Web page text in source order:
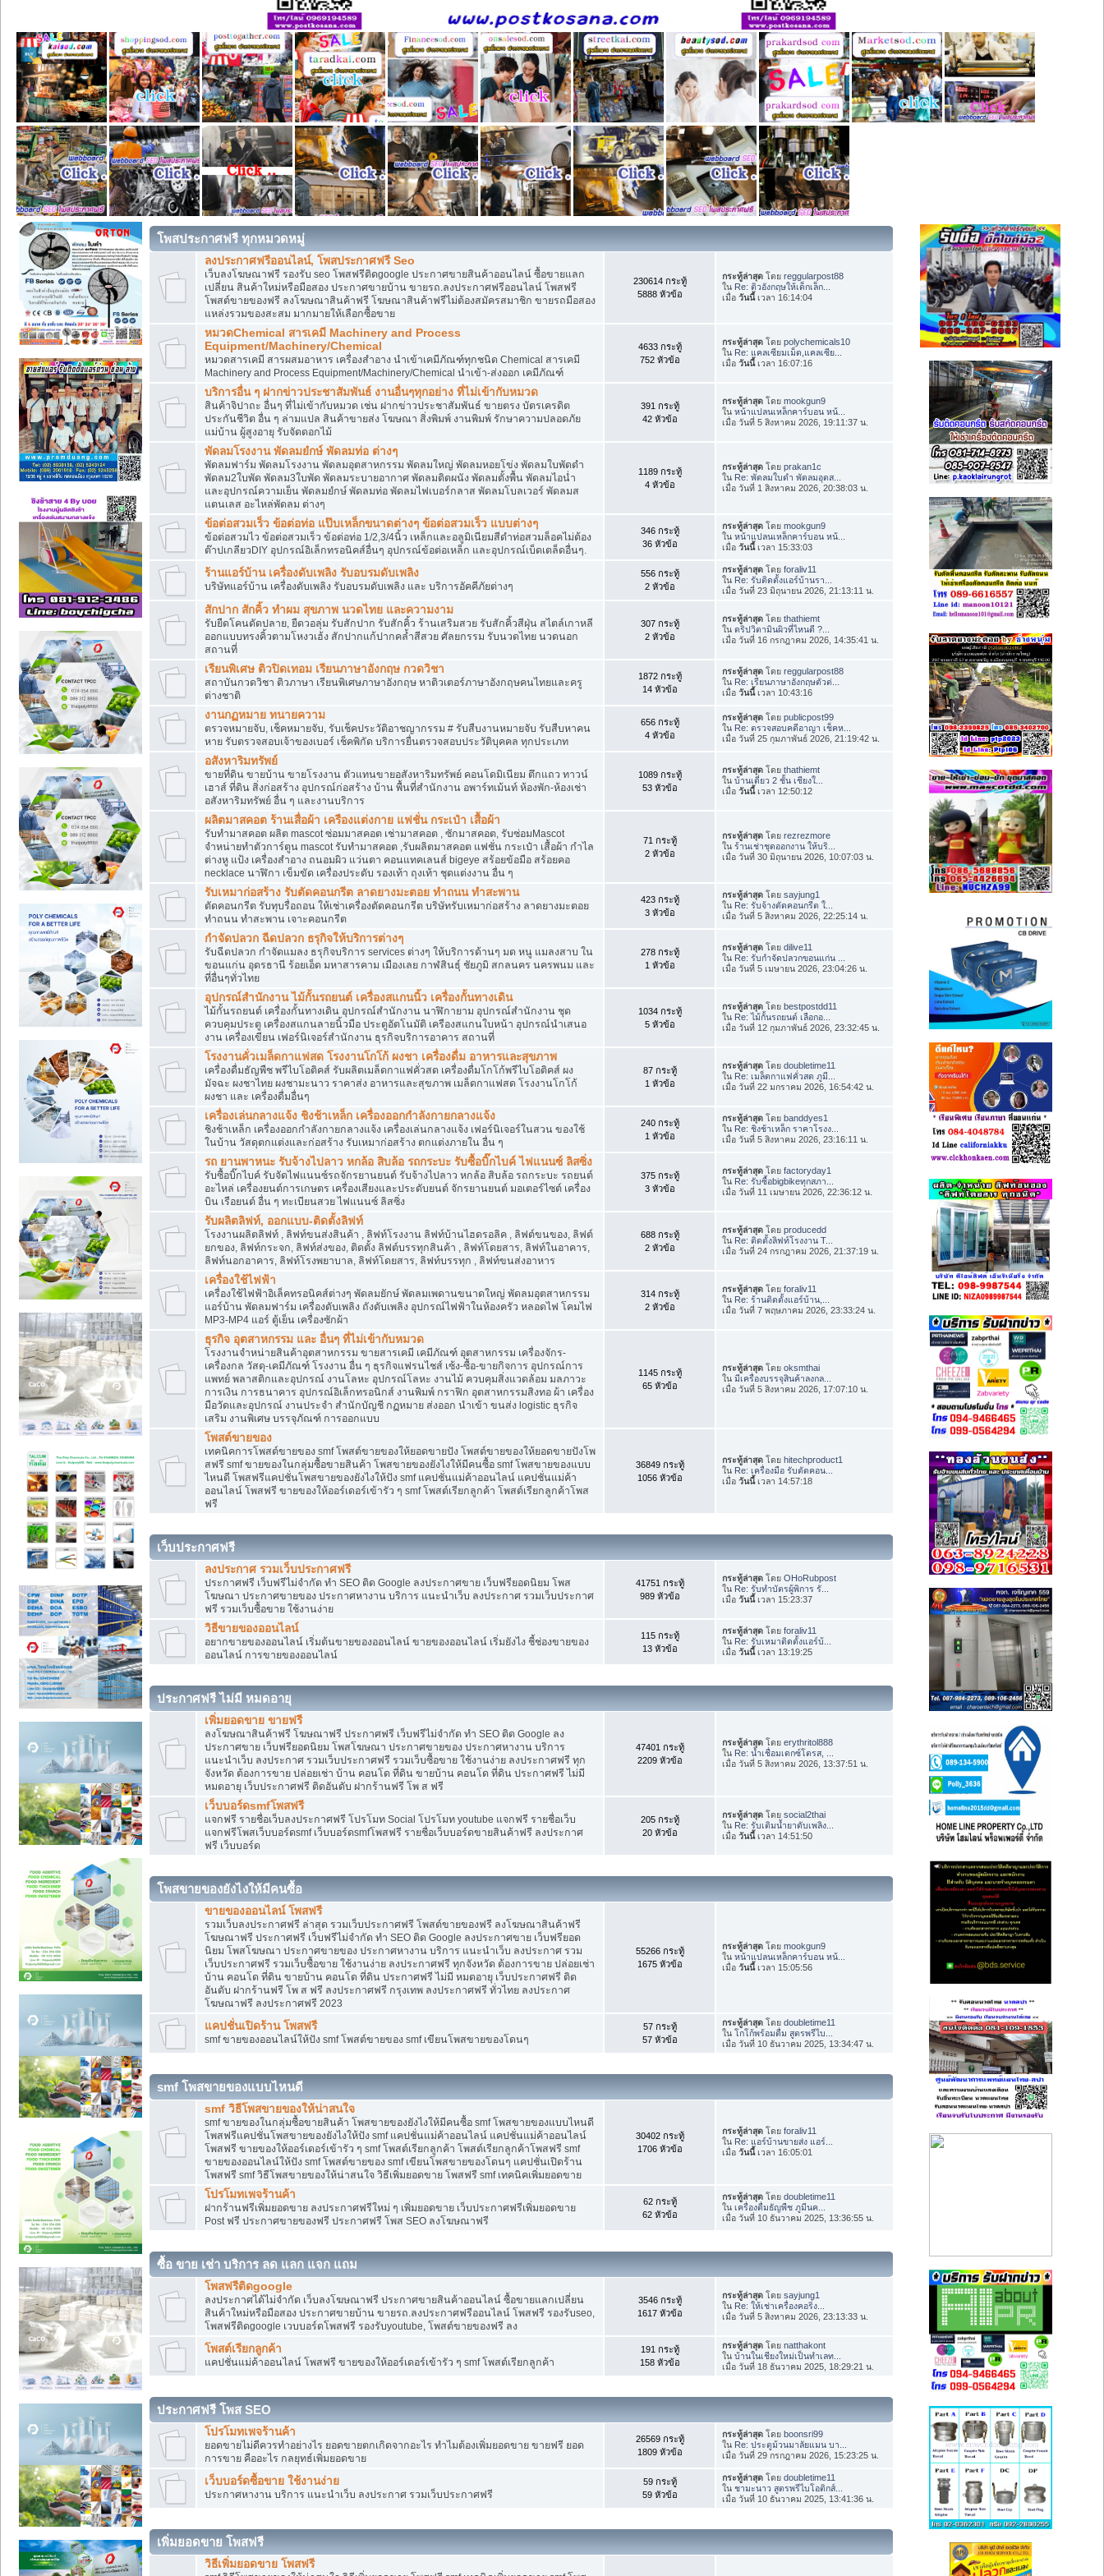
โพสประกาศฟรี ทุกหมวดหมู่
ลงประกาศฟรีออนไลน์, โพสประกาศฟรี Seo
เว็บลงโฆษณาฟรี รองรับ seo โพสฟรีติดgoogle ประกาศขายสินค้าออนไลน์ ซื้อขายแลก
เปลี่ยน สินค้าใหม่หรือมือสอง ประกาศขายบ้าน ขายรถ.ลงประกาศฟรีออนไลน์ โพสฟรี
โพสต์ขายของฟรี ลงโฆษณาสินค้าฟรี โฆษณาสินค้าฟรีไม่ต้องสมัครสมาชิก ขายรถมือสอง
แหล่งรวมของสะสม มากมายให้เลือกซื้อขาย
230614 กระทู้
5888 หัวข้อ
กระทู้ล่าสุด โดยreggularpost88
ใน Re: ติวอังกฤษให้เด็กเล็ก...
เมื่อวันนี้เวลา 16:14:04
หมวดChemical สารเคมี Machinery and Process
Equipment/Machinery/Chemical
หมวดสารเคมี สารผสมอาหาร เครื่องสำอาง นำเข้าเคมีภัณฑ์ทุกชนิด Chemical สารเคมี
Machinery and Process Equipment/Machinery/Chemical นำเข้า-ส่งออก เคมีภัณฑ์
4633 กระทู้
752 หัวข้อ
กระทู้ล่าสุด โดยpolychemicals10
ใน Re: แคลเซียมเม็ด,แคลเซีย...
เมื่อวันนี้เวลา 16:07:16
บริการอื่น ๆ ฝากข่าวประชาสัมพันธ์ งานอื่นๆทุกอย่าง ที่ไม่เข้ากับหมวด
สินค้าจิปาถะ อื่นๆ ที่ไม่เข้ากับหมวด เช่น ฝากข่าวประชาสัมพันธ์ ขายตรง บัตรเครดิต
ประกันชีวิต อื่น ๆ ล่ามแปล สินค้าขายส่ง โฆษณา สิ่งพิมพ์ งานพิมพ์ รักษาความปลอดภัย
แม่บ้าน ผู้สูงอายุ รับจัดดอกไม้
391 กระทู้
42 หัวข้อ
กระทู้ล่าสุด โดยmookgun9
ในหน้าแปลนเหล็กคาร์บอน หน้...
เมื่อ วันที่ 5 สิงหาคม 2026, 19:11:37 น.
พัดลมโรงงาน พัดลมยํกษ์ พัดลมท่อ ต่างๆ
พัดลมฟาร์ม พัดลมโรงงาน พัดลมอุตสาหกรรม พัดลมใหญ่ พัดลมหอยโข่ง พัดลมใบพัดดำ
พัดลม2ใบพัด พัดลม3ใบพัด พัดลมระบายอากาศ พัดลมติดผนัง พัดลมตั้งพื้น พัดลมไอน่ำ
และอุปกรณ์ความเย็น พัดลมยํกษ์ พัดลมท่อ พัดลมไฟเบอร์กลาส พัดลมโบลเวอร์ พัดลมส
แตนเลส อะไหล่พัดลม ต่างๆ
1189 กระทู้
4 หัวข้อ
กระทู้ล่าสุด โดยprakan1c
ใน Re: พัดลมใบดำ พัดลมอุตส...
เมื่อ วันที่ 1 สิงหาคม 2026, 20:38:03 น.
ข้อต่อสวมเร็ว ข้อต่อท่อ แป๊บเหล็กขนาดต่างๆ ข้อต่อสวมเร็ว แบบต่างๆ
ข้อต่อสวมไว ข้อต่อสวมเร็ว ข้อต่อท่อ 1/2,3/4นิ้ว เหล็กและอลูมิเนียมสีดำท่อสวมล็อคไม่ต้อง
ต๊าปเกลียวDIY อุปกรณ์อิเล็กทรอนิคส์อื่นๆ อุปกรณ์ข้อต่อเหล็ก และอุปกรณ์เบ็ดเตล็ดอื่นๆ.
346 กระทู้
36 หัวข้อ
กระทู้ล่าสุด โดยmookgun9
ในหน้าแปลนเหล็กคาร์บอน หน้...
เมื่อวันนี้เวลา 15:33:03
ร้านแอร์บ้าน เครื่องดับเพลิง รับอบรมดับเพลิง
บริษัทแอร์บ้าน เครื่องดับเพลิง รับอบรมดับเพลิง และ บริการอัคคีภัยต่างๆ
556 กระทู้
2 หัวข้อ
กระทู้ล่าสุด โดยforaliv11
ใน Re: รับติดตั้งแอร์บ้านรา...
เมื่อ วันที่ 23 มิถุนายน 2026, 21:13:11 น.
สักปาก สักคิ้ว ทำผม สุขภาพ นวดไทย และความงาม
รับยืดโคนดัดปลาย, ยืดวอลุ่ม รับสักปาก รับสักคิ้ว ร้านเสริมสวย รับสักคิ้วสีฝุ่น สไตล์เกาหลี
ออกแบบทรงคิ้วตามโหงวเฮ้ง สักปากแก้ปากคล้ำสีสวย ศัลยกรรม รับนวดไทย นวดนอก
สถานที่
307 กระทู้
2 หัวข้อ
กระทู้ล่าสุด โดยthathiemt
ในดริปวิตามินผิวที่ไหนดี ?...
เมื่อ วันที่ 16 กรกฎาคม 2026, 14:35:41 น.
เรียนพิเศษ ติวปิดเทอม เรียนภาษาอังกฤษ กวดวิชา
สถาบันกวดวิชา ติวภาษา เรียนพิเศษภาษาอังกฤษ หาติวเตอร์ภาษาอังกฤษคนไทยและครู
ต่างชาติ
1872 กระทู้
14 หัวข้อ
กระทู้ล่าสุด โดยreggularpost88
ใน Re: เรียนภาษาอังกฤษตัวต่...
เมื่อวันนี้เวลา 10:43:16
งานกฏหมาย ทนายความ
ตรวจหมายจับ, เช็คหมายจับ, รับเช็คประวัติอาชญากรรม # รับสืบงานหมายจับ รับสืบหาคน
หาย รับตรวจสอบเจ้าของเบอร์ เช็คพิกัด บริการยื่นตรวจสอบประวัติบุคคล ทุกประเภท
656 กระทู้
4 หัวข้อ
กระทู้ล่าสุด โดยpublicpost99
ใน Re: ตรวจสอบคดีอาญา เช็คห...
เมื่อ วันที่ 25 กุมภาพันธ์ 2026, 21:19:42 น.
อสังหาริมทรัพย์
ขายที่ดิน ขายบ้าน ขายโรงงาน ตัวแทนขายอสังหาริมทรัพย์ คอนโดมิเนียม ตึกแถว ทาวน์
เฮาส์ ที่ดิน สิ่งก่อสร้าง อุปกรณ์ก่อสร้าง บ้าน พื้นที่สำนักงาน อพาร์ทเม้นท์ ห้องพัก-ห้องเช่า
อสังหาริมทรัพย์ อื่น ๆ และงานบริการ
1089 กระทู้
53 หัวข้อ
กระทู้ล่าสุด โดยthathiemt
ในบ้านเดี่ยว 2 ชั้น เชียงใ...
เมื่อวันนี้เวลา 12:50:12
ผลิตมาสคอต ร้านเสื่อผ้า เครืองแต่งกาย แฟชั่น กระเป๋า เสื้อผ้า
รับทำมาสคอต ผลิต mascot ซ่อมมาสคอต เช่ามาสคอต , ซักมาสคอต, รับซ่อมMascot
จำหน่ายทำตัวการ์ตูน mascot รับทำมาสคอต ,รับผลิตมาสคอต แฟชั่น กระเป๋า เสื้อผ้า กำไล
ต่างหู แป้ง เครื่องสำอาง ถนอมผิว แว่นตา คอนแทคเลนส์ bigeye สร้อยข้อมือ สร้อยคอ
necklace นาฬิกา เข็มขัด เครื่องประดับ รองเท้า ถุงเท้า ชุดแต่งงาน อื่น ๆ
71 กระทู้
2 หัวข้อ
กระทู้ล่าสุด โดยrezrezmore
ในร้านเช่าชุดออกงาน ให้บริ...
เมื่อ วันที่ 30 มิถุนายน 2026, 10:07:03 น.
รับเหมาก่อสร้าง รับตัดคอนกรีต ลาดยางมะตอย ทำถนน ทำสะพาน
ตัดคอนกรีต รับทุบรื่อถอน ให้เช่าเครื่องตัดคอนกรีต บริษัทรับเหมาก่อสร้าง ลาดยางมะตอย
ทำถนน ทำสะพาน เจาะคอนกรีต
423 กระทู้
3 หัวข้อ
กระทู้ล่าสุด โดยsayjung1
ใน Re: รับจ้างตัดคอนกรีต ใ...
เมื่อ วันที่ 5 สิงหาคม 2026, 22:25:14 น.
กำจัดปลวก ฉีดปลวก ธรุกิจให้บริการต่างๆ
รับฉีดปลวก กำจัดแมลง ธรุกิจบริการ services ต่างๆ ให้บริการด้านๆ มด หนู แมลงสาบ ใน
ขอนแก่น อุดรธานี ร้อยเอ็ด มหาสารคาม เมืองเลย กาฬสินธุ์ ชัยภูมิ สกลนคร นครพนม และ
ที่อื่นๆทั่วไทย
278 กระทู้
1 หัวข้อ
กระทู้ล่าสุด โดยdilive11
ใน Re: รับกำจัดปลวกขอนแก่น ...
เมื่อ วันที่ 5 เมษายน 2026, 23:04:26 น.
อุปกรณ์สำนักงาน ไม้กั้นรถยนต์ เครื่องสแกนนิ้ว เครื่องกั้นทางเดิน
ไม้กั้นรถยนต์ เครื่องกั้นทางเดิน อุปกรณ์สำนักงาน นาฬิกายาม อุปกรณ์สำนักงาน ชุด
ควบคุมประตู เครื่องสแกนลายนิ้วมือ ประตูอัตโนมัติ เครืองสแกนใบหน้า อุปกรณ์นำเสนอ
งาน เครื่องเขียน เฟอร์นิเจอร์สำนักงาน ธุรกิจบริการอาคาร สถานที่
1034 กระทู้
5 หัวข้อ
กระทู้ล่าสุด โดยbestpostdd11
ใน Re: ไม้กั้นรถยนต์ เลือกอ...
เมื่อ วันที่ 12 กุมภาพันธ์ 2026, 23:32:45 น.
โรงงานคั่วเมล็ดกาแฟสด โรงงานโกโก้ ผงชา เครื่องดื่ม อาหารและสุขภาพ
เครื่องดื่มธัญพืช พรีไบโอติคส์ รับผลิตเมล็ดกาแฟคั่วสด เครื่องดื่มโกโก้พรีไบโอติคส์ ผง
มัจฉะ ผงชาไทย ผงชามะนาว ราคาส่ง อาหารและสุขภาพ เมล็ดกาแฟสด โรงงานโกโก้
ผงชา และ เครื่องดื่มอื่นๆ
87 กระทู้
1 หัวข้อ
กระทู้ล่าสุด โดยdoubletime11
ใน Re: เมล็ดกาแฟคั่วสด ภูมี...
เมื่อ วันที่ 22 มกราคม 2026, 16:54:42 น.
เครื่องเล่นกลางแจ้ง ชิงช้าเหล็ก เครื่องออกกำลังกายกลางแจ้ง
ชิงช้าเหล็ก เครื่องออกกำลังกายกลางแจ้ง เครื่องเล่นกลางแจ้ง เฟอร์นิเจอร์ในสวน ของใช้
ในบ้าน วัสดุตกแต่งและก่อสร้าง รับเหมาก่อสร้าง ตกแต่งภายใน อื่น ๆ
240 กระทู้
1 หัวข้อ
กระทู้ล่าสุด โดยbanddyes1
ใน Re: ชิงช้าเหล็ก ราคาโรงง...
เมื่อ วันที่ 5 สิงหาคม 2026, 23:16:11 น.
รถ ยานพาหนะ รับจ้างไปลาว หกล้อ สิบล้อ รถกระบะ รับซื้อบิ๊กไบค์ ไฟแนนซ์ ลิสซิ่ง
รับซื้อบิ๊กไบค์ รับจัดไฟแนนซ์รถจักรยานยนต์ รับจ้างไปลาว หกล้อ สิบล้อ รถกระบะ รถยนต์
อะไหล่ เครื่องยนต์การเกษตร เครื่องเสียงและประดับยนต์ จักรยานยนต์ มอเตอร์ไซต์ เครื่อง
บิน เรือยนต์ อื่น ๆ ทะเบียนสวย ไฟแนนซ์ ลิสซิ่ง
375 กระทู้
3 หัวข้อ
กระทู้ล่าสุด โดยfactoryday1
ใน Re: รับซื้อbigbikeทุกสภา...
เมื่อ วันที่ 11 เมษายน 2026, 22:36:12 น.
รับผลิตลิฟท์, ออกแบบ-ติดตั้งลิฟท์
โรงงานผลิตลิฟท์ , ลิฟท์ขนส่งสินค้า , ลิฟท์โรงงาน ลิฟท์บ้านไฮดรอลิค , ลิฟต์ขนของ, ลิฟต์
ยกของ, ลิฟท์กระจก, ลิฟท์ส่งของ, ติดตั้ง ลิฟต์บรรทุกสินค้า , ลิฟท์โดยสาร, ลิฟท์ในอาคาร,
ลิฟท์นอกอาคาร, ลิฟท์โรงพยาบาล, ลิฟท์โดยสาร, ลิฟท์บรรทุก , ลิฟท์ขนส่งอาหาร
688 กระทู้
2 หัวข้อ
กระทู้ล่าสุด โดยproducedd
ใน Re: ติดตั้งลิฟท์โรงงาน T...
เมื่อ วันที่ 24 กรกฎาคม 2026, 21:37:19 น.
เครื่องใช้ไฟฟ้า
เครื่องใช้ไฟฟ้าอิเล็คทรอนิคส์ต่างๆ พัดลมยักษ์ พัดลมเพดานขนาดใหญ่ พัดลมอุตสาหกรรม
แอร์บ้าน พัดลมฟาร์ม เครื่องดับเพลิง ถังดับเพลิง อุปกรณ์ไฟฟ้าในห้องครัว หลอดไฟ โคมไฟ
MP3-MP4 แอร์ ตู้เย็น เครื่องซักผ้า
314 กระทู้
2 หัวข้อ
กระทู้ล่าสุด โดยforaliv11
ใน Re: ร้านติดตั้งแอร์บ้าน,...
เมื่อ วันที่ 7 พฤษภาคม 2026, 23:33:24 น.
ธุรกิจ อุตสาหกรรม และ อื่นๆ ที่ไม่เข้ากับหมวด
โรงงานจำหน่ายสินค้าอุตสาหกรรม ขายสารเคมี เคมีภัณฑ์ อุตสาหกรรม เครื่องจักร-
เครื่องกล วัสดุ-เคมีภัณฑ์ โรงงาน อื่น ๆ ธุรกิจแฟรนไชส์ เซ้ง-ซื้อ-ขายกิจการ อุปกรณ์การ
แพทย์ พลาสติกและอุปกรณ์ งานโลหะ อุปกรณ์โลหะ งานไม้ ควบคุมสิ่งแวดล้อม มลภาวะ
การเงิน การธนาคาร อุปกรณ์อิเล็กทรอนิกส์ งานพิมพ์ กราฟิก อุตสาหกรรมสิงทอ ผ้า เครื่อง
มือวัดและอุปกรณ์ งานประจำ สำนักบัญชี กฏหมาย ส่งออก นำเข้า ขนส่ง logistic ธุรกิจ
เสริม งานพิเศษ บรรจุภัณฑ์ การออกแบบ
1145 กระทู้
65 หัวข้อ
กระทู้ล่าสุด โดยoksmthai
ในมีเครื่องบรรจุสินค้าลงกล...
เมื่อ วันที่ 5 สิงหาคม 2026, 17:07:10 น.
โพสต์ขายของ
เทคนิคการโพสต์ขายของ smf โพสต์ขายของให้ยอดขายปัง โพสต์ขายของให้ยอดขายปังโพ
สฟรี smf ขายของในกลุ่มซื้อขายสินค้า โพสขายของยังไงให้มีคนซื้อ smf โพสขายของแบบ
ไหนดี โพสฟรีแคปชั่นโพสขายของยังไงให้ปัง smf แคปชั่นแม่ค้าออนไลน์ แคปชั่นแม่ค้า
ออนไลน์ โพสฟรี ขายของให้ออร์เดอร์เข้ารัว ๆ smf โพสต์เรียกลูกค้า โพสต์เรียกลูกค้าโพส
ฟรี
36849 กระทู้
1056 หัวข้อ
กระทู้ล่าสุด โดยhitechproduct1
ใน Re: เครื่องมือ รับตัดคอน...
เมื่อวันนี้เวลา 14:57:18
เว็บประกาศฟรี
ลงประกาศ รวมเว็บประกาศฟรี
ประกาศฟรี เว็บฟรีไม่จำกัด ทำ SEO ติด Google ลงประกาศขาย เว็บฟรียอดนิยม โพส
โฆษณา ประกาศขายของ ประกาศหางาน บริการ แนะนำเว็บ ลงประกาศ รวมเว็บประกาศ
ฟรี รวมเว็บซื้อขาย ใช้งานง่าย
41751 กระทู้
989 หัวข้อ
กระทู้ล่าสุด โดยOHoRubpost
ใน Re: รับทำบัตรผู้พิการ รั...
เมื่อวันนี้เวลา 15:23:37
วิธีขายของออนไลน์
อยากขายของออนไลน์ เริ่มต้นขายของออนไลน์ ขายของออนไลน์ เริ่มยังไง ชี้ช่องขายของ
ออนไลน์ การขายของออนไลน์
115 กระทู้
13 หัวข้อ
กระทู้ล่าสุด โดยforaliv11
ใน Re: รับเหมาติดตั้งแอร์บ้...
เมื่อวันนี้เวลา 13:19:25
ประกาศฟรี ไม่มี หมดอายุ
เพิ่มยอดขาย ขายฟรี
ลงโฆษณาสินค้าฟรี โฆษณาฟรี ประกาศฟรี เว็บฟรีไม่จำกัด ทำ SEO ติด Google ลง
ประกาศขาย เว็บฟรียอดนิยม โพสโฆษณา ประกาศขายของ ประกาศหางาน บริการ
แนะนำเว็บ ลงประกาศ รวมเว็บประกาศฟรี รวมเว็บซื้อขาย ใช้งานง่าย ลงประกาศฟรี ทุก
จังหวัด ต้องการขาย ปล่อยเช่า บ้าน คอนโด ที่ดิน ขายบ้าน คอนโด ที่ดิน ประกาศฟรี ไม่มี
หมดอายุ เว็บประกาศฟรี ติดอันดับ ฝากร้านฟรี โพ ส ฟรี
47401 กระทู้
2209 หัวข้อ
กระทู้ล่าสุด โดยerythritol888
ใน Re: น้ำเชื่อมเดกซ์โตรส, ...
เมื่อ วันที่ 5 สิงหาคม 2026, 13:37:51 น.
เว็บบอร์ดsmfโพสฟรี
แจกฟรี รายชื่อเว็บลงประกาศฟรี โปรโมท Social โปรโมท youtube แจกฟรี รายชื่อเว็บ
แจกฟรีโพสเว็บบอร์ดsmf เว็บบอร์ดsmfโพสฟรี รายชื่อเว็บบอร์ดขายสินค้าฟรี ลงประกาศ
ฟรี เว็บบอร์ด
205 กระทู้
20 หัวข้อ
กระทู้ล่าสุด โดยsocial2thai
ใน Re: รับเติมน้ำยาดับเพลิง...
เมื่อวันนี้เวลา 14:51:50
โพสขายของยังไงให้มีคนซื้อ
ขายของออนไลน์ โพสฟรี
รวมเว็บลงประกาศฟรี ล่าสุด รวมเว็บประกาศฟรี โพสต์ขายของฟรี ลงโฆษณาสินค้าฟรี
โฆษณาฟรี ประกาศฟรี เว็บฟรีไม่จำกัด ทำ SEO ติด Google ลงประกาศขาย เว็บฟรียอด
นิยม โพสโฆษณา ประกาศขายของ ประกาศหางาน บริการ แนะนำเว็บ ลงประกาศ รวม
เว็บประกาศฟรี รวมเว็บซื้อขาย ใช้งานง่าย ลงประกาศฟรี ทุกจังหวัด ต้องการขาย ปล่อยเช่า
บ้าน คอนโด ที่ดิน ขายบ้าน คอนโด ที่ดิน ประกาศฟรี ไม่มี หมดอายุ เว็บประกาศฟรี ติด
อันดับ ฝากร้านฟรี โพ ส ฟรี ลงประกาศฟรี กรุงเทพ ลงประกาศฟรี ทั่วไทย ลงประกาศ
โฆษณาฟรี ลงประกาศฟรี 2023
55266 กระทู้
1675 หัวข้อ
กระทู้ล่าสุด โดยmookgun9
ในหน้าแปลนเหล็กคาร์บอน หน้...
เมื่อวันนี้เวลา 15:05:56
แคปชั่นเปิดร้าน โพสฟรี
smf ขายของออนไลน์ให้ปัง smf โพสต์ขายของ smf เขียนโพสขายของโดนๆ
57 กระทู้
57 หัวข้อ
กระทู้ล่าสุด โดยdoubletime11
ในโกโก้พร้อมดื่ม สูตรพรีไบ...
เมื่อ วันที่ 10 ธันวาคม 2025, 13:34:47 น.
smf โพสขายของแบบไหนดี
smf วิธีโพสขายของให้น่าสนใจ
smf ขายของในกลุ่มซื้อขายสินค้า โพสขายของยังไงให้มีคนซื้อ smf โพสขายของแบบไหนดี
โพสฟรีแคปชั่นโพสขายของยังไงให้ปัง smf แคปชั่นแม่ค้าออนไลน์ แคปชั่นแม่ค้าออนไลน์
โพสฟรี ขายของให้ออร์เดอร์เข้ารัว ๆ smf โพสต์เรียกลูกค้า โพสต์เรียกลูกค้าโพสฟรี smf
ขายของออนไลน์ให้ปัง smf โพสต์ขายของ smf เขียนโพสขายของโดนๆ แคปชั่นเปิดร้าน
โพสฟรี smf วิธีโพสขายของให้น่าสนใจ วิธีเพิ่มยอดขาย โพสฟรี smf เทคนิคเพิ่มยอดขาย
30402 กระทู้
1706 หัวข้อ
กระทู้ล่าสุด โดยforaliv11
ใน Re: แอร์บ้านขายส่ง แอร์...
เมื่อวันนี้เวลา 16:05:01
โปรโมทเพจร้านค้า
ฝากร้านฟรีเพิ่มยอดขาย ลงประกาศฟรีใหม่ ๆ เพิ่มยอดขาย เว็บประกาศฟรีเพิ่มยอดขาย
Post ฟรี ประกาศขายของฟรี ประกาศฟรี โพส SEO ลงโฆษณาฟรี
62 กระทู้
62 หัวข้อ
กระทู้ล่าสุด โดยdoubletime11
ในเครื่องดื่มธัญพืช ภูมีนค...
เมื่อ วันที่ 10 ธันวาคม 2025, 13:36:55 น.
ซื้อ ขาย เช่า บริการ ลด แลก แจก แถม
โพสฟรีติดgoogle
ลงประกาศได้ไม่จำกัด เว็บลงโฆษณาฟรี ประกาศขายสินค้าออนไลน์ ซื้อขายแลกเปลี่ยน
สินค้าใหม่หรือมือสอง ประกาศขายบ้าน ขายรถ.ลงประกาศฟรีออนไลน์ โพสฟรี รองรับseo,
โพสฟรีติดgoogle เวบบอร์ดโพสฟรี รองรับyoutube, โพสต์ขายของฟรี ลง
3546 กระทู้
1617 หัวข้อ
กระทู้ล่าสุด โดยsayjung1
ใน Re: ให้เช่าเครื่องคอริ่ง...
เมื่อ วันที่ 5 สิงหาคม 2026, 23:13:33 น.
โพสต์เรียกลูกค้า
แคปชั่นแม่ค้าออนไลน์ โพสฟรี ขายของให้ออร์เดอร์เข้ารัว ๆ smf โพสต์เรียกลูกค้า
191 กระทู้
158 หัวข้อ
กระทู้ล่าสุด โดยnatthakont
ในบ้านในเชียงใหม่เป็นทำเลท...
เมื่อ วันที่ 18 ธันวาคม 2025, 18:29:21 น.
ประกาศฟรี โพส SEO
โปรโมทเพจร้านค้า
ยอดขายไม่ดีควรทำอย่างไร ยอดขายตกเกิดจากอะไร ทำไมต้องเพิ่มยอดขาย ขายฟรี ยอด
การขาย คืออะไร กลยุทธ์เพิ่มยอดขาย
26569 กระทู้
1809 หัวข้อ
กระทู้ล่าสุด โดยboonsri99
ใน Re: ประตูม้วนมาลัยแมน บา...
เมื่อ วันที่ 29 กรกฎาคม 2026, 15:23:25 น.
เว็บบอร์ดซื้อขาย ใช้งานง่าย
ประกาศหางาน บริการ แนะนำเว็บ ลงประกาศ รวมเว็บประกาศฟรี
59 กระทู้
59 หัวข้อ
กระทู้ล่าสุด โดยdoubletime11
ในชามะนาว สูตรพรีไบโอติกส์...
เมื่อ วันที่ 10 ธันวาคม 2025, 13:41:36 น.
เพิ่มยอดขาย โพสฟรี
วิธีเพิ่มยอดขาย โพสฟรี